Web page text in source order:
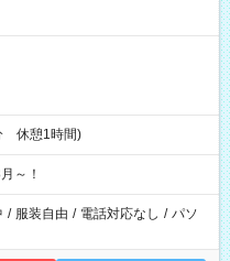
休憩1時間)
～！
/ 服装自由 / 電話対応なし / パソ